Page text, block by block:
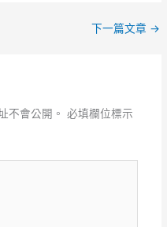
下一篇文章 →
不會公開。 必填欄位標示